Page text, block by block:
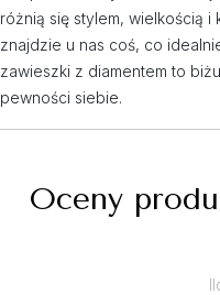
różnią się stylem, wielkością i
znajdzie u nas coś, co
zawieszki z diamentem to
pewności siebie.
Oceny